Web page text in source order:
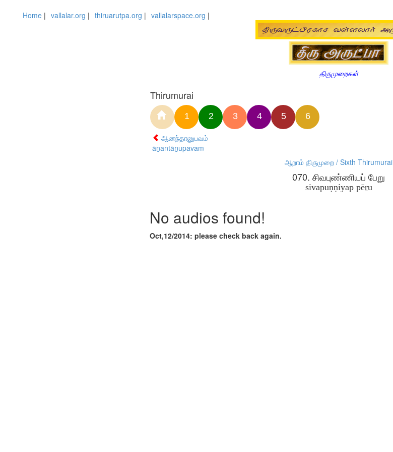
Home | vallalar.org | thiruarutpa.org | vallalarspace.org |
திருமுறைகள்
Thirumurai
1 2 3 4 5 6
ஆனந்தானுபவம்
āṉantāṉupavam
ஆறாம் திருமுறை / Sixth Thirumurai
070. சிவபுண்ணியப் பேறு
sivapuṇṇiyap pēṟu
No audios found!
Oct,12/2014: please check back again.